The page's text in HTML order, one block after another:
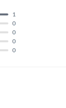
0
0
0
0
1